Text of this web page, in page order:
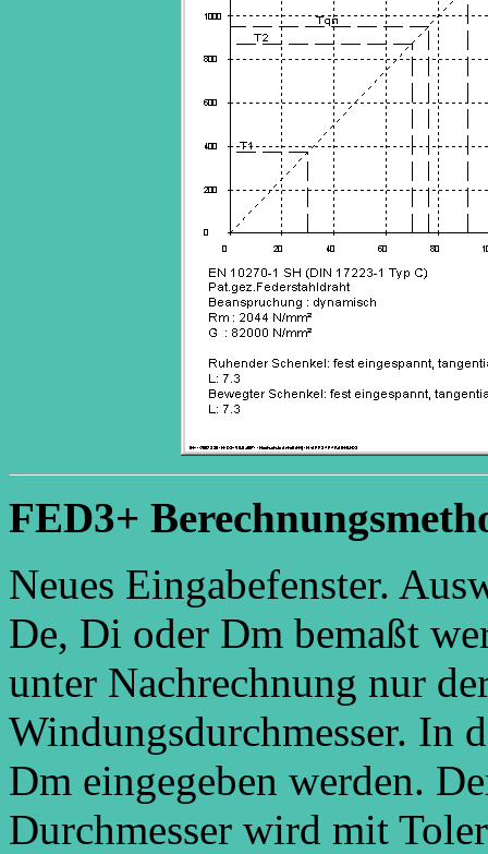
FED3+
Neues Eingabefenster.
De, Di oder Dm bemaßt
unter Nachrechnung nur
Windungsdurchmesser. In
Dm eingegeben werden.
Durchmesser wird mit